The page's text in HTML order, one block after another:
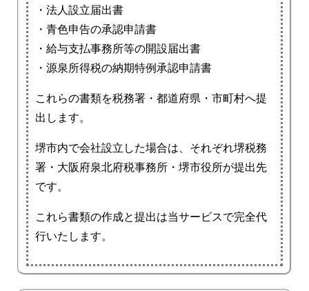
・法人設立届出書
・青色申告の承認申請書
・給与支払事務所等の開設届出書
・源泉所得税の納期特例承認申請書
これらの書類を税務署・都道府県・市町村へ提
出します。
堺市内で会社設立した場合は、それぞれ堺税務
署・大阪府泉北府税事務所・堺市役所が提出先
です。
これら書類の作成と提出は当サービスで完全代
行いたします。